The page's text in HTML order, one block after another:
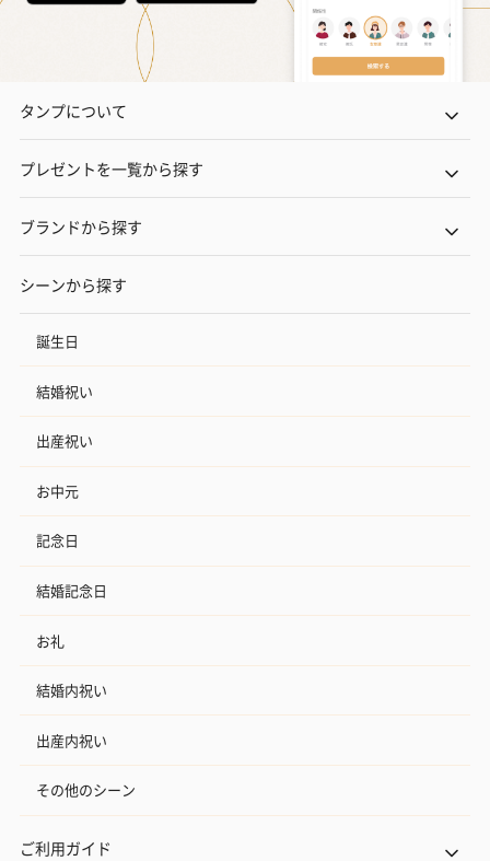
タンプについて
プレゼントを一覧から探す
ブランドから探す
シーンから探す
誕生日
結婚祝い
出産祝い
お中元
記念日
結婚記念日
お礼
結婚内祝い
出産内祝い
その他のシーン
ご利用ガイド